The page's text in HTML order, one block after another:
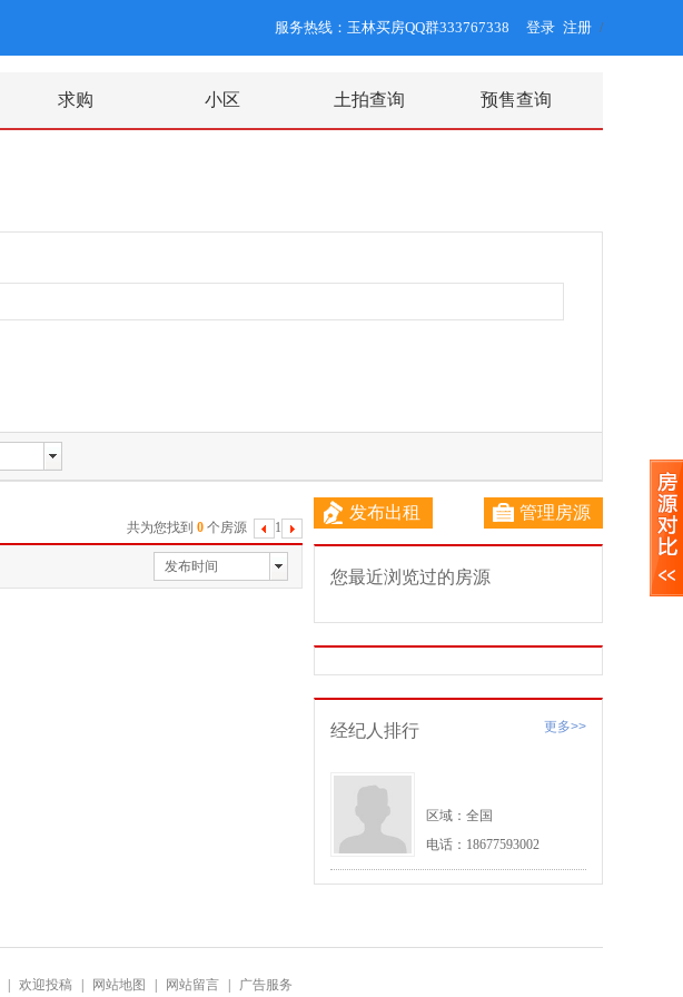
服务热线：玉林买房QQ群333767338 登录 /
注册
求购 小区 土拍查询 预售查询
共为您找到 0 个房源 1
下
页
发布时间
发布出租 管理房源
您最近浏览过的房源
更多>>
经纪人排行
区域：全国
电话：18677593002
欢迎投稿 网站地图 网站留言 广告服务